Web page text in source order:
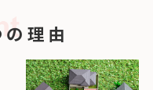
の理由